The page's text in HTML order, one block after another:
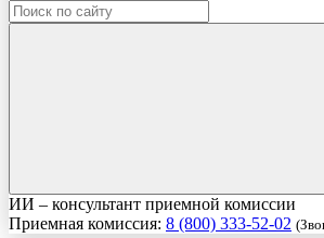
ИИ – консультант приемной комиссии
Приемная комиссия: 8 (800) 333-52-02